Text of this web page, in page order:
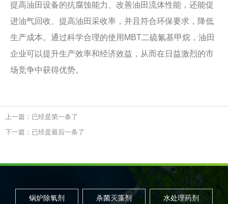
提高油田设备的抗腐蚀能力、改善油田流体性能，还能促
进油气回收、提高油田采收率，并且符合环保要求，降低
生产成本。通过科学合理的使用MBT二硫氰基甲烷，油田
企业可以提升生产效率和经济效益，从而在日益激烈的市
场竞争中获得优势。
上一篇：已经是第一条了
下一篇：已经是最后一条了
锅炉除氧剂 杀菌灭藻剂 水处理药剂